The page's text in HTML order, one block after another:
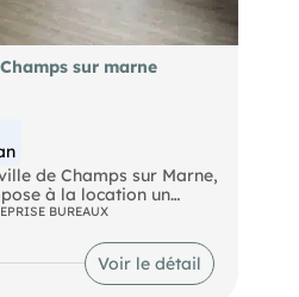
sur marne
de Champs sur Marne,
à la location un
avec entrée
A station "Champs sur
BUREAUX
Voir le détail